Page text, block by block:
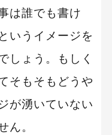
は誰でも書け
いうイメージを
しょう。もしく
そもそもどうや
が湧いていない
ん。